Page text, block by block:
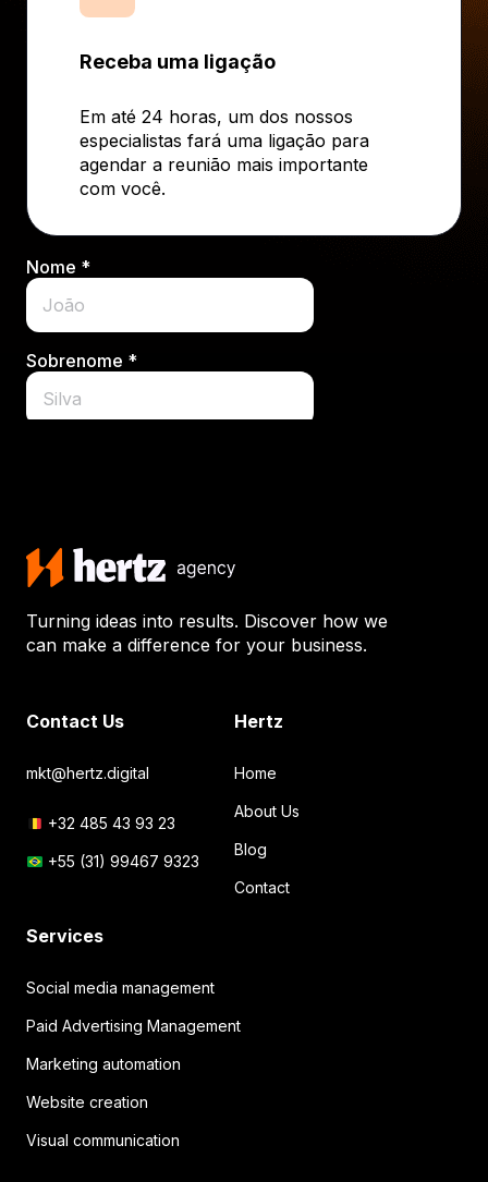
Receba uma ligação
Em até 24 horas, um dos nossos
especialistas fará uma ligação para
agendar a reunião mais importante
com você.
Turning ideas into results. Discover how we
can make a difference for your business.
Contact Us
mkt@hertz.digital
+32 485 43 93 23
+55 (31) 99467 9323
Hertz
Home
About Us
Blog
Contact
Services
Social media management
Paid Advertising Management
Marketing automation
Website creation
Visual communication